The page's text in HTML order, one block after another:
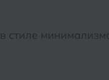
стиле